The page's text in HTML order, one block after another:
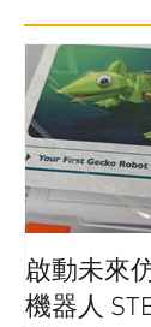
啟動未來
機器人